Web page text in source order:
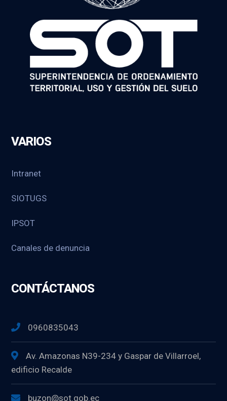
VARIOS
Intranet
SIOTUGS
IPSOT
Canales de denuncia
CONTÁCTANOS
0960835043
Av. Amazonas N39-234 y Gaspar de Villarroel,
edificio Recalde
buzon@sot.gob.ec